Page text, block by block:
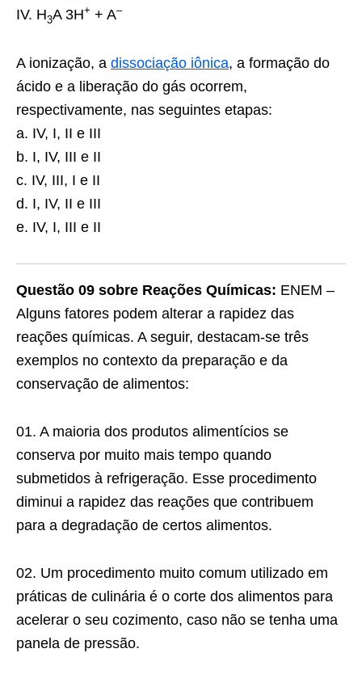
IV. H3A 3H+ + A–
A ionização, a dissociação iônica, a formação do
ácido e a liberação do gás ocorrem,
respectivamente, nas seguintes etapas:
a. IV, I, II e III
b. I, IV, III e II
c. IV, III, I e II
d. I, IV, II e III
e. IV, I, III e II
Questão 09 sobre Reações Químicas: ENEM –
Alguns fatores podem alterar a rapidez das
reações químicas. A seguir, destacam-se três
exemplos no contexto da preparação e da
conservação de alimentos:
01. A maioria dos produtos alimentícios se
conserva por muito mais tempo quando
submetidos à refrigeração. Esse procedimento
diminui a rapidez das reações que contribuem
para a degradação de certos alimentos.
02. Um procedimento muito comum utilizado em
práticas de culinária é o corte dos alimentos para
acelerar o seu cozimento, caso não se tenha uma
panela de pressão.